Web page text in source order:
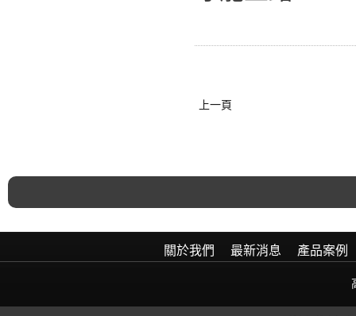
上一頁
關於我們 最新消息 產品案例